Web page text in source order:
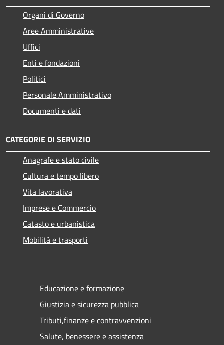
Organi di Governo
Aree Amministrative
Uffici
Enti e fondazioni
Politici
Personale Amministrativo
Documenti e dati
CATEGORIE DI SERVIZIO
Anagrafe e stato civile
Cultura e tempo libero
Vita lavorativa
Imprese e Commercio
Catasto e urbanistica
Mobilità e trasporti
Educazione e formazione
Giustizia e sicurezza pubblica
Tributi,finanze e contravvenzioni
Salute, benessere e assistenza